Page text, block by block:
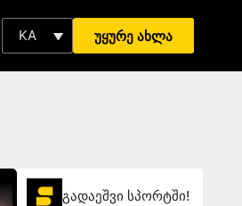
KA უყურე ახლა
გადაეშვი სპორტში!